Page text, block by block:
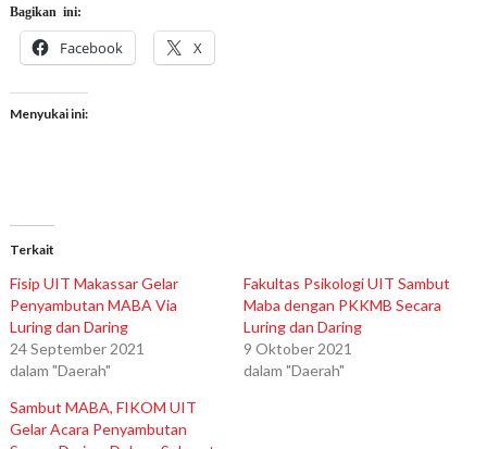
Bagikan ini:
Facebook X
Menyukai ini:
Terkait
Fisip UIT Makassar Gelar
Penyambutan MABA Via
Luring dan Daring
24 September 2021
dalam "Daerah"
Fakultas Psikologi UIT Sambut
Maba dengan PKKMB Secara
Luring dan Daring
9 Oktober 2021
dalam "Daerah"
Sambut MABA, FIKOM UIT
Gelar Acara Penyambutan